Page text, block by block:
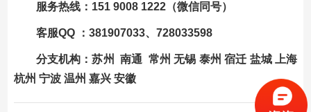
服务热线：151 9008 1222（微信同号）
客服QQ ：381907033、728033598
分支机构：苏州 南通 常州 无锡 泰州 宿迁 盐城 上海
杭州 宁波 温州 嘉兴 安徽